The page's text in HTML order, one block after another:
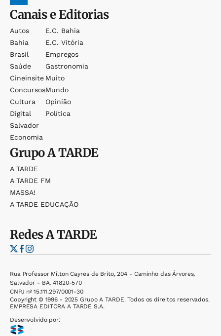
Canais e Editorias
Autos
Bahia
Brasil
Saúde
Cineinsite
Concursos
Cultura
Digital
Salvador
Economia
E.c. Bahia
E.c. Vitória
Empregos
Gastronomia
Muito
Mundo
Opinião
Política
GrupoA TARDE
A TARDE
A TARDE FM
MASSA!
A TARDE EDUCAÇÃO
RedesA TARDE
Rua Professor Milton Cayres de Brito, 204 - Caminho das Árvores,
Salvador - BA, 41820-570
CNPJ nº 15.111.297/0001-30
Copyright © 1996 - 2025 Grupo A TARDE. Todos os direitos reservados.
EMPRESA EDITORA A TARDE S.A.
Desenvolvido por: